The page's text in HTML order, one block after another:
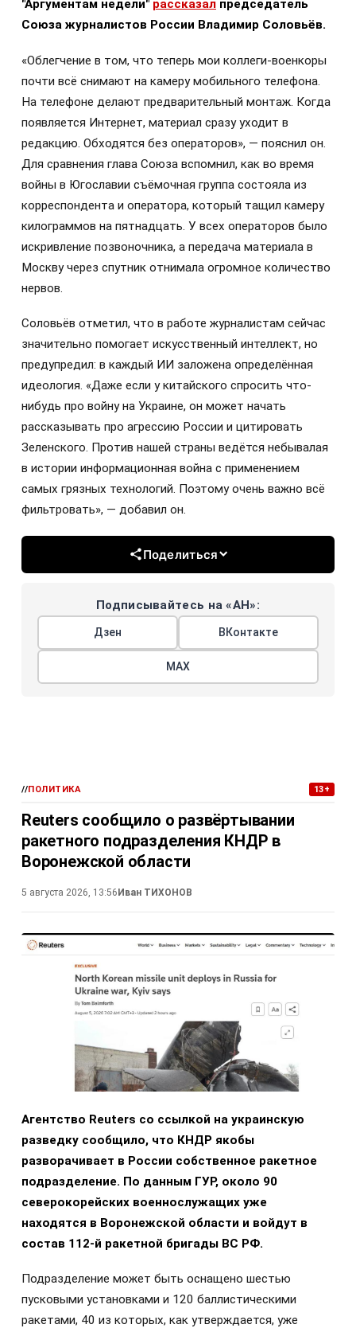
"Аргументам недели" рассказал председатель
Союза журналистов России Владимир Соловьёв.
«Облегчение в том, что теперь мои коллеги-военкоры
почти всё снимают на камеру мобильного телефона.
На телефоне делают предварительный монтаж. Когда
появляется Интернет, материал сразу уходит в
редакцию. Обходятся без операторов», — пояснил он.
Для сравнения глава Союза вспомнил, как во время
войны в Югославии съёмочная группа состояла из
корреспондента и оператора, который тащил камеру
килограммов на пятнадцать. У всех операторов было
искривление позвоночника, а передача материала в
Москву через спутник отнимала огромное количество
нервов.
Соловьёв отметил, что в работе журналистам сейчас
значительно помогает искусственный интеллект, но
предупредил: в каждый ИИ заложена определённая
идеология. «Даже если у китайского спросить что-
нибудь про войну на Украине, он может начать
рассказывать про агрессию России и цитировать
Зеленского. Против нашей страны ведётся небывалая
в истории информационная война с применением
самых грязных технологий. Поэтому очень важно всё
фильтровать», — добавил он.
Поделиться
Подписывайтесь на «АН»:
Дзен ВКонтакте
МАХ
//ПОЛИТИКА 13+
Reuters сообщило о развёртывании
ракетного подразделения КНДР в
Воронежской области
5 августа 2026, 13:56 Иван ТИХОНОВ
Агентство Reuters со ссылкой на украинскую
разведку сообщило, что КНДР якобы
разворачивает в России собственное ракетное
подразделение. По данным ГУР, около 90
северокорейских военнослужащих уже
находятся в Воронежской области и войдут в
состав 112-й ракетной бригады ВС РФ.
Подразделение может быть оснащено шестью
пусковыми установками и 120 баллистическими
ракетами, 40 из которых, как утверждается, уже